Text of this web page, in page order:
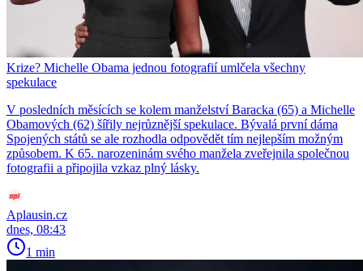
Krize? Michelle Obama jednou fotografií umlčela všechny
spekulace
V posledních měsících se kolem manželství Baracka (65) a Michelle
Obamových (62) šířily nejrůznější spekulace. Bývalá první dáma
Spojených států se ale rozhodla odpovědět tím nejlepším možným
způsobem. K 65. narozeninám svého manžela zveřejnila společnou
fotografii a připojila vzkaz plný lásky.
Aplausin.cz
dnes, 08:43
1 min